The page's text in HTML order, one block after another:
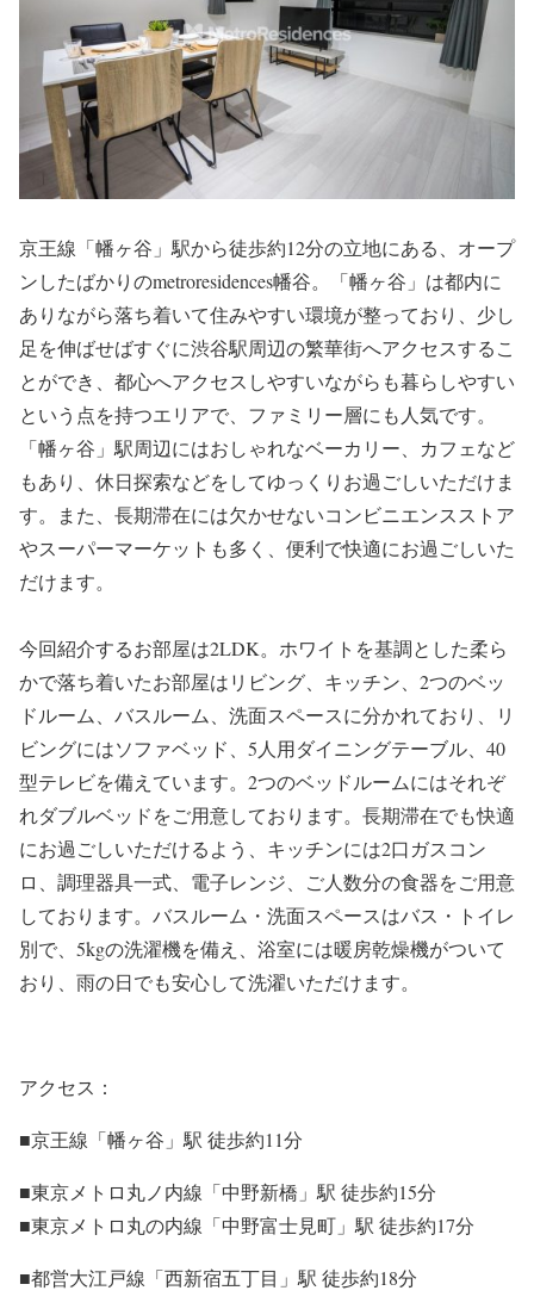
京王線「幡ヶ谷」駅から徒歩約12分の立地にある、オープ
ンしたばかりのmetroresidences幡谷。「幡ヶ谷」は都内に
ありながら落ち着いて住みやすい環境が整っており、少し
足を伸ばせばすぐに渋谷駅周辺の繁華街へアクセスするこ
とができ、都心へアクセスしやすいながらも暮らしやすい
という点を持つエリアで、ファミリー層にも人気です。
「幡ヶ谷」駅周辺にはおしゃれなベーカリー、カフェなど
もあり、休日探索などをしてゆっくりお過ごしいただけま
す。また、長期滞在には欠かせないコンビニエンスストア
やスーパーマーケットも多く、便利で快適にお過ごしいた
だけます。
今回紹介するお部屋は2LDK。ホワイトを基調とした柔ら
かで落ち着いたお部屋はリビング、キッチン、2つのベッ
ドルーム、バスルーム、洗面スペースに分かれており、リ
ビングにはソファベッド、5人用ダイニングテーブル、40
型テレビを備えています。2つのベッドルームにはそれぞ
れダブルベッドをご用意しております。長期滞在でも快適
にお過ごしいただけるよう、キッチンには2口ガスコン
ロ、調理器具一式、電子レンジ、ご人数分の食器をご用意
しております。バスルーム・洗面スペースはバス・トイレ
別で、5kgの洗濯機を備え、浴室には暖房乾燥機がついて
おり、雨の日でも安心して洗濯いただけます。
アクセス：
■京王線「幡ヶ谷」駅 徒歩約11分
■東京メトロ丸ノ内線「中野新橋」駅 徒歩約15分
■東京メトロ丸の内線「中野富士見町」駅 徒歩約17分
■都営大江戸線「西新宿五丁目」駅 徒歩約18分